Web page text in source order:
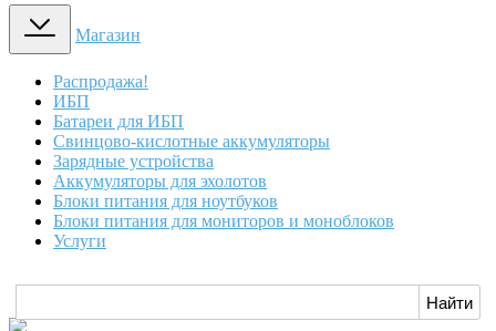
Магазин
Распродажа!
ИБП
Батареи для ИБП
Свинцово-кислотные аккумуляторы
Зарядные устройства
Аккумуляторы для эхолотов
Блоки питания для ноутбуков
Блоки питания для мониторов и моноблоков
Услуги